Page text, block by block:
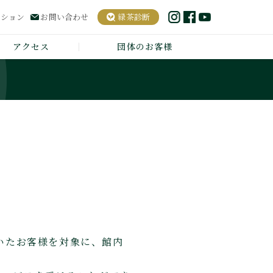
ョン お問い合わせ 緑茶診断
アクセス 団体のお客様
お客様を対象に、館内